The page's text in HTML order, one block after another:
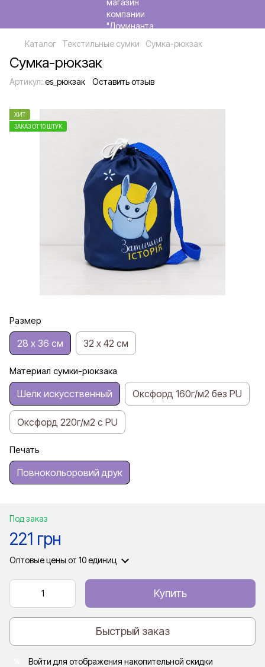
Каталог Текстильные сумки Сумка-рюкзак
Сумка-рюкзак
Артикул: es_рюкзак Оставить отзыв
ХИТ
ЗАКАЗ ОТ 10 ШТУК
Размер
28 х 36 см 32 х 42 см
Материал сумки-рюкзака
Шелк искусственный Оксфорд 160г/м2 без PU
Оксфорд 220г/м2 с PU
Печать
Повнокольоровий друк
Под заказ
221 грн
Оптовые цены от 10 единиц
Купить
Быстрый заказ
Войти для отображения накопительной скидки